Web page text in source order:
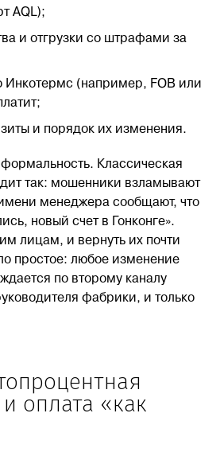
AQL);
и отгрузки со штрафами за
Инкотермс (например, FOB или
и порядок их изменения.
формальность. Классическая
так: мошенники взламывают
менеджера сообщают, что
новый счет в Гонконге».
лицам, и вернуть их почти
простое: любое изменение
по второму каналу
фабрики, и только
оплата «как